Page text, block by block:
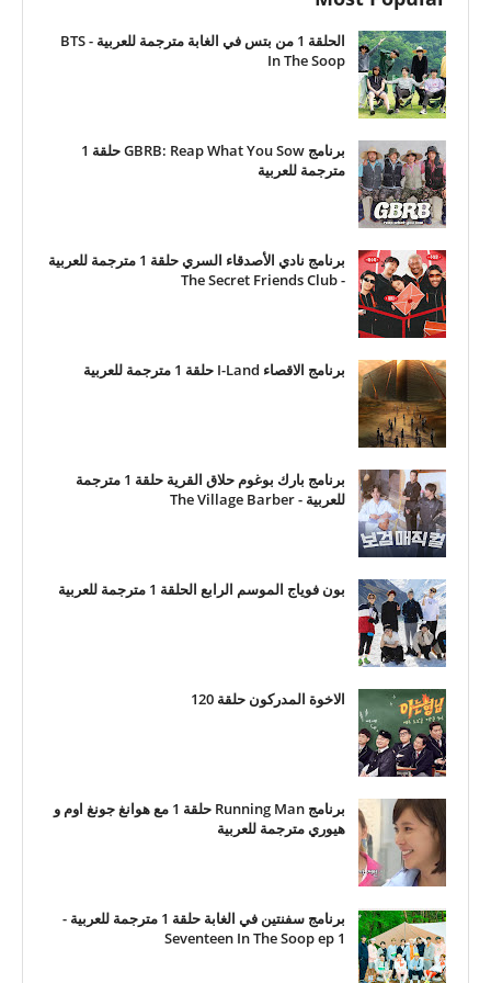
الحلقة 1 من بتس في الغابة مترجمة للعربية - BTS
In The Soop
برنامج GBRB: Reap What You Sow حلقة 1
مترجمة للعربية
برنامج نادي الأصدقاء السري حلقة 1 مترجمة للعربية
- The Secret Friends Club
برنامج الاقصاء I-Land حلقة 1 مترجمة للعربية
برنامج بارك بوغوم حلاق القرية حلقة 1 مترجمة
للعربية - The Village Barber
بون فوياج الموسم الرابع الحلقة 1 مترجمة للعربية
الاخوة المدركون حلقة 120
برنامج Running Man حلقة 1 مع هوانغ جونغ اوم و
هيوري مترجمة للعربية
برنامج سفنتين في الغابة حلقة 1 مترجمة للعربية -
Seventeen In The Soop ep 1